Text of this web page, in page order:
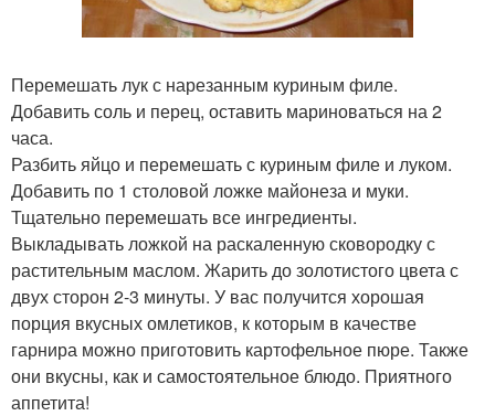
Перемешать лук с нарезанным куриным филе.
Добавить соль и перец, оставить мариноваться на 2
часа.
Разбить яйцо и перемешать с куриным филе и луком.
Добавить по 1 столовой ложке майонеза и муки.
Тщательно перемешать все ингредиенты.
Выкладывать ложкой на раскаленную сковородку с
растительным маслом. Жарить до золотистого цвета с
двух сторон 2-3 минуты. У вас получится хорошая
порция вкусных омлетиков, к которым в качестве
гарнира можно приготовить картофельное пюре. Также
они вкусны, как и самостоятельное блюдо. Приятного
аппетита!